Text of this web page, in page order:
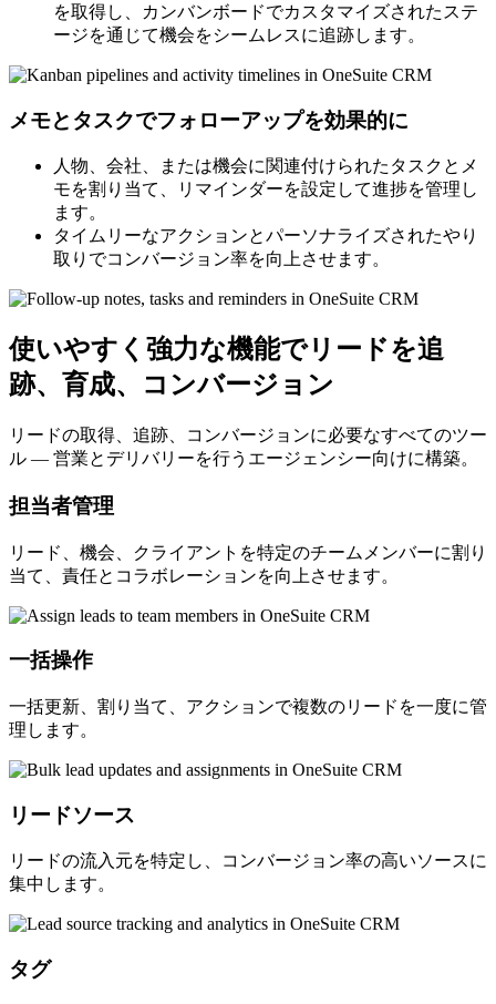
を取得し、カンバンボードでカスタマイズされたステ
ージを通じて機会をシームレスに追跡します。
メモとタスクでフォローアップを効果的に
人物、会社、または機会に関連付けられたタスクとメ
モを割り当て、リマインダーを設定して進捗を管理し
ます。
タイムリーなアクションとパーソナライズされたやり
取りでコンバージョン率を向上させます。
使いやすく強力な機能でリードを追
跡、育成、コンバージョン
リードの取得、追跡、コンバージョンに必要なすべてのツー
ル — 営業とデリバリーを行うエージェンシー向けに構築。
担当者管理
リード、機会、クライアントを特定のチームメンバーに割り
当て、責任とコラボレーションを向上させます。
一括操作
一括更新、割り当て、アクションで複数のリードを一度に管
理します。
リードソース
リードの流入元を特定し、コンバージョン率の高いソースに
集中します。
タグ